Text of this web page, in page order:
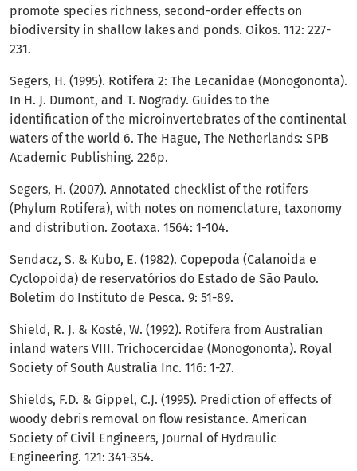
promote species richness, second-order effects on
biodiversity in shallow lakes and ponds. Oikos. 112: 227-
231.
Segers, H. (1995). Rotifera 2: The Lecanidae (Monogononta).
In H. J. Dumont, and T. Nogrady. Guides to the
identification of the microinvertebrates of the continental
waters of the world 6. The Hague, The Netherlands: SPB
Academic Publishing. 226p.
Segers, H. (2007). Annotated checklist of the rotifers
(Phylum Rotifera), with notes on nomenclature, taxonomy
and distribution. Zootaxa. 1564: 1-104.
Sendacz, S. & Kubo, E. (1982). Copepoda (Calanoida e
Cyclopoida) de reservatórios do Estado de São Paulo.
Boletim do Instituto de Pesca. 9: 51-89.
Shield, R. J. & Kosté, W. (1992). Rotifera from Australian
inland waters VIII. Trichocercidae (Monogononta). Royal
Society of South Australia Inc. 116: 1-27.
Shields, F.D. & Gippel, C.J. (1995). Prediction of effects of
woody debris removal on flow resistance. American
Society of Civil Engineers, Journal of Hydraulic
Engineering. 121: 341-354.